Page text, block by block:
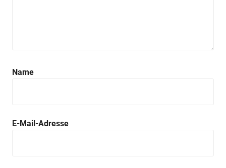
Name
E-Mail-Adresse